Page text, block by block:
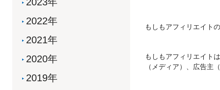
もしもアフィリエイト
もしもアフィリエイト
（メディア）、広告主
2022年
2021年
2020年
2019年